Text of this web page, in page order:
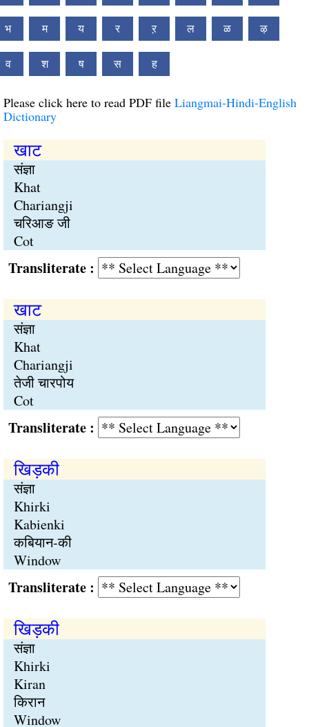
भ म य र ऱ ल ळ ऴ
व श ष स ह
Please click here to read PDF file Liangmai-Hindi-English
Dictionary
खाट
संज्ञा
Khat
Chariangji
चरिआङ जी
Cot
:
खाट
संज्ञा
Khat
Chariangji
तेजी चारपोय
Cot
:
खिड़की
संज्ञा
Khirki
Kabienki
कबियान-की
Window
:
खिड़की
संज्ञा
Khirki
Kiran
किरान
Window